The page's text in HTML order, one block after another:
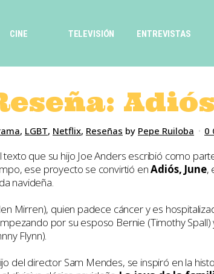
CINE TELEVISIÓN ENTREVISTAS
, LGBT, Netflix, Reseñas by Pepe Ruiloba 0
texto que su hijo Joe Anders escribió como
ese proyecto se convirtió enAdiós, June,
navideña.
Mirren), quien padece cáncer y es
por su esposo Bernie (Timothy
Flynn).
del director Sam Mendes, se inspiró en la